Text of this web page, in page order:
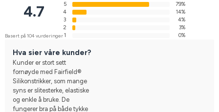
4.7
Basert på 104 vurderinger
5
79%
4
14%
3
4%
2
3%
1
0%
Hva sier våre kunder?
Kunder er stort sett
fornøyde med Fairfield®
Silikonstrikker, som mange
syns er slitesterke, elastiske
og enkle å bruke. De
fungerer bra på både tykke